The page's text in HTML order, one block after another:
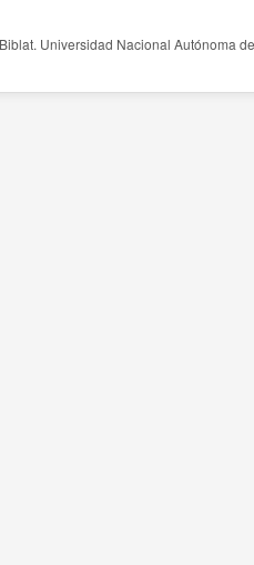
Universidad Nacional Autónoma